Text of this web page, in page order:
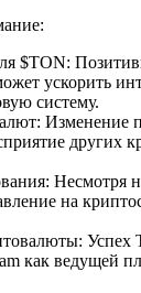
$TON:
ускорить
систему.
Изменение
других
Несмотря
на
Успех
как ведущей